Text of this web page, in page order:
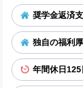
奨学金返済
独自の福利
年間休日125